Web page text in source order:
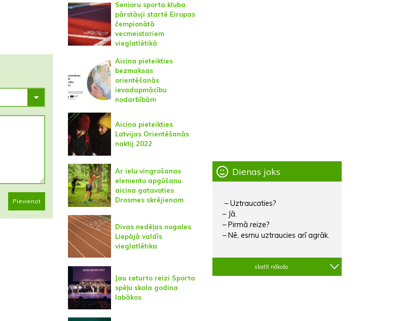
Pievienot
Senioru sporta kluba
pārstāvji startē Eiropas
čempionātā
vecmeistariem
vieglatlētikā
Aicina pieteikties
bezmaksas
orientēšanās
ievadapmācību
nodarbībām
Aicina pieteikties
Latvijas Orientēšanās
naktij 2022
Ar ielu vingrošanas
elementu apgūšanu
aicina gatavoties
Drosmes skrējienam
Divas nedēļas nogales
Liepājā valdīs
vieglatlētika
Jau ceturto reizi Sporta
spēļu skola godina
labākos
Dienas joks
– Uztraucaties?
– Jā.
– Pirmā reize?
– Nē, esmu uztraucies arī agrāk.
skatīt nākošo